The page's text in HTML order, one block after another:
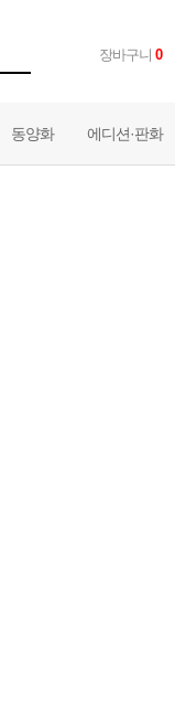
장바구니 0
동양화 에디션·판화